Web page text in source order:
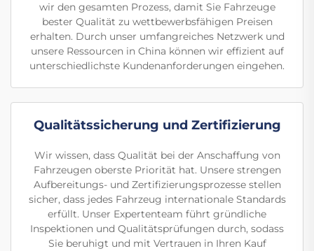
wir den gesamten Prozess, damit Sie Fahrzeuge
bester Qualität zu wettbewerbsfähigen Preisen
erhalten. Durch unser umfangreiches Netzwerk und
unsere Ressourcen in China können wir effizient auf
unterschiedlichste Kundenanforderungen eingehen.
Qualitätssicherung und Zertifizierung
Wir wissen, dass Qualität bei der Anschaffung von
Fahrzeugen oberste Priorität hat. Unsere strengen
Aufbereitungs- und Zertifizierungsprozesse stellen
sicher, dass jedes Fahrzeug internationale Standards
erfüllt. Unser Expertenteam führt gründliche
Inspektionen und Qualitätsprüfungen durch, sodass
Sie beruhigt und mit Vertrauen in Ihren Kauf